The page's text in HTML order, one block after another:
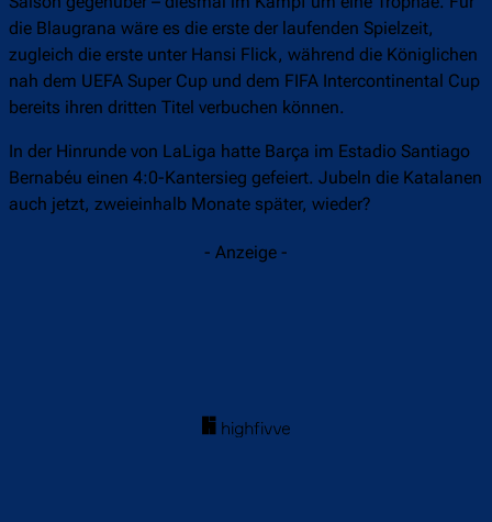
die Blaugrana wäre es die erste der laufenden Spielzeit,
zugleich die erste unter Hansi Flick, während die Königlichen
nah dem UEFA Super Cup und dem FIFA Intercontinental Cup
bereits ihren dritten Titel verbuchen können.
In der Hinrunde von LaLiga hatte Barça im Estadio Santiago
Bernabéu einen 4:0-Kantersieg gefeiert. Jubeln die Katalanen
auch jetzt, zweieinhalb Monate später, wieder?
- Anzeige -